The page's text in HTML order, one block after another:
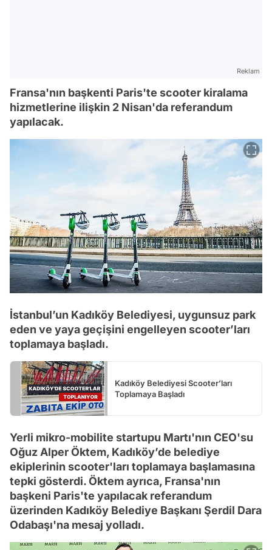
Reklam
Fransa'nın başkenti Paris'te scooter kiralama
hizmetlerine ilişkin 2 Nisan'da referandum
yapılacak.
İstanbul’un Kadıköy Belediyesi, uygunsuz park
eden ve yaya geçişini engelleyen scooter’ları
toplamaya başladı.
Kadıköy Belediyesi Scooter’ları
Toplamaya Başladı
Yerli mikro-mobilite startupu Martı'nın CEO'su
Oğuz Alper Öktem, Kadıköy’de belediye
ekiplerinin scooter'ları toplamaya başlamasına
tepki gösterdi. Öktem ayrıca, Fransa'nın
başkeni Paris'te yapılacak referandum
üzerinden Kadıköy Belediye Başkanı Şerdil Dara
Odabaşı'na mesaj yolladı.